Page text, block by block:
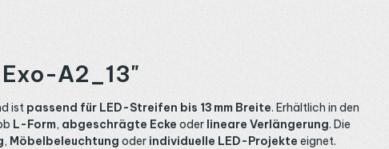
A2_13"
ist passend für LED-Streifen bis 13 mm Breite. Erhältlich in den
L-Form, abgeschrägte Ecke oder lineare Verlängerung. Die
, Möbelbeleuchtung oder individuelle LED-Projekte eignet.